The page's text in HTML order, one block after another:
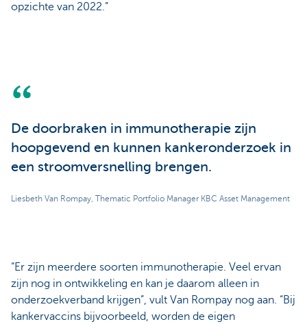
opzichte van 2022.”
De doorbraken in immunotherapie zijn
hoopgevend en kunnen kankeronderzoek in
een stroomversnelling brengen.
Liesbeth Van Rompay, Thematic Portfolio Manager KBC Asset Management
“Er zijn meerdere soorten immunotherapie. Veel ervan
zijn nog in ontwikkeling en kan je daarom alleen in
onderzoekverband krijgen”, vult Van Rompay nog aan. “Bij
kankervaccins bijvoorbeeld, worden de eigen